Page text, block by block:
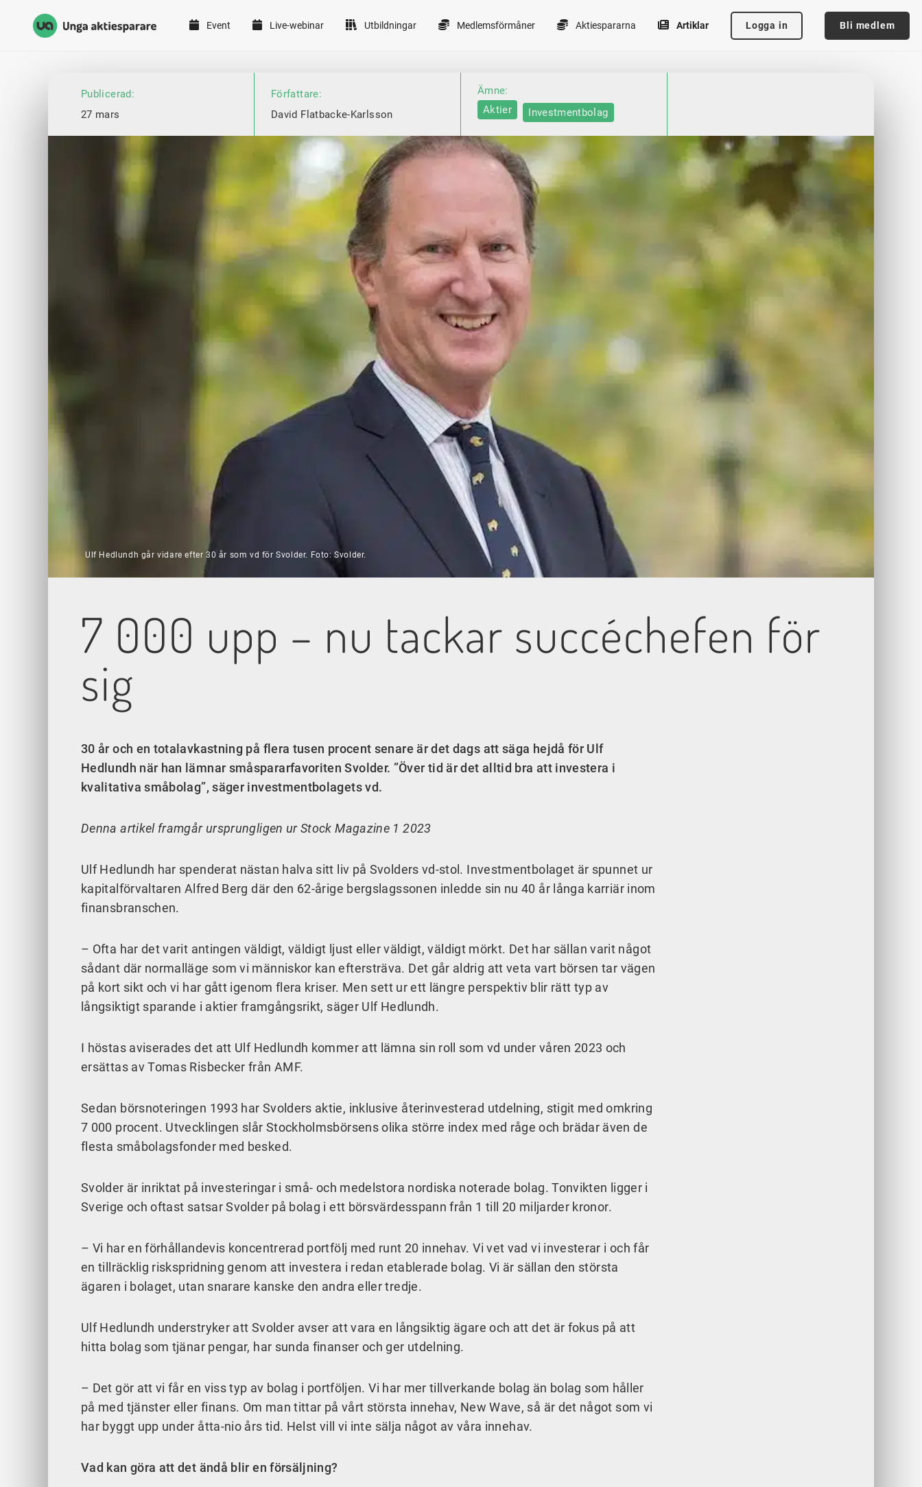
Unga Aktiesparare
Event Live-webinar Utbildningar Medlemsförmåner Aktiespararna Artiklar Logga in Bli medlem
Publicerad:
27 mars
Författare:
David Flatbacke-Karlsson
Ämne:
Aktier
Investmentbolag
Ulf Hedlundh går vidare efter 30 år som vd för Svolder. Foto: Svolder.
7 000 upp – nu tackar succéchefen för
sig
30 år och en totalavkastning på flera tusen procent senare är det dags att säga hejdå för Ulf
Hedlundh när han lämnar småspararfavoriten Svolder. ”Över tid är det alltid bra att investera i
kvalitativa småbolag”, säger investmentbolagets vd.
Denna artikel framgår ursprungligen ur Stock Magazine 1 2023
Ulf Hedlundh har spenderat nästan halva sitt liv på Svolders vd-stol. Investmentbolaget är spunnet ur
kapitalförvaltaren Alfred Berg där den 62-årige bergslagssonen inledde sin nu 40 år långa karriär inom
finansbranschen.
– Ofta har det varit antingen väldigt, väldigt ljust eller väldigt, väldigt mörkt. Det har sällan varit något
sådant där normalläge som vi människor kan eftersträva. Det går aldrig att veta vart börsen tar vägen
på kort sikt och vi har gått igenom flera kriser. Men sett ur ett längre perspektiv blir rätt typ av
långsiktigt sparande i aktier framgångsrikt, säger Ulf Hedlundh.
I höstas aviserades det att Ulf Hedlundh kommer att lämna sin roll som vd under våren 2023 och
ersättas av Tomas Risbecker från AMF.
Sedan börsnoteringen 1993 har Svolders aktie, inklusive återinvesterad utdelning, stigit med omkring
7 000 procent. Utvecklingen slår Stockholmsbörsens olika större index med råge och brädar även de
flesta småbolagsfonder med besked.
Svolder är inriktat på investeringar i små- och medelstora nordiska noterade bolag. Tonvikten ligger i
Sverige och oftast satsar Svolder på bolag i ett börsvärdesspann från 1 till 20 miljarder kronor.
– Vi har en förhållandevis koncentrerad portfölj med runt 20 innehav. Vi vet vad vi investerar i och får
en tillräcklig riskspridning genom att investera i redan etablerade bolag. Vi är sällan den största
ägaren i bolaget, utan snarare kanske den andra eller tredje.
Ulf Hedlundh understryker att Svolder avser att vara en långsiktig ägare och att det är fokus på att
hitta bolag som tjänar pengar, har sunda finanser och ger utdelning.
– Det gör att vi får en viss typ av bolag i portföljen. Vi har mer tillverkande bolag än bolag som håller
på med tjänster eller finans. Om man tittar på vårt största innehav, New Wave, så är det något som vi
har byggt upp under åtta-nio års tid. Helst vill vi inte sälja något av våra innehav.
Vad kan göra att det ändå blir en försäljning?